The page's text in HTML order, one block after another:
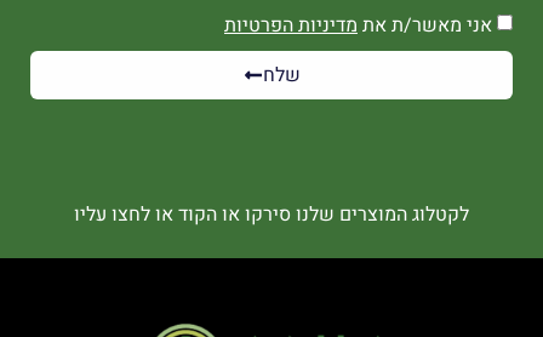
אני מאשר/ת אתמדיניות הפרטיות
שלח
לקטלוג המוצרים שלנו סירקו או הקוד או לחצו עליו